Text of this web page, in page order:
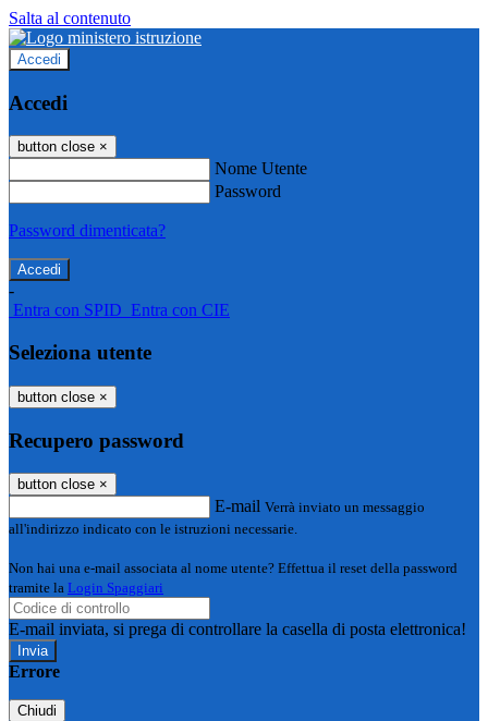
Salta al contenuto
Accedi
Accedi
button close ×
Nome Utente
Password
Password dimenticata?
-
Entra con SPID Entra con CIE
Seleziona utente
button close ×
Recupero password
button close ×
E-mail Verrà inviato un messaggio
all'indirizzo indicato con le istruzioni necessarie.
Non hai una e-mail associata al nome utente? Effettua il reset della password
tramite la Login Spaggiari
E-mail inviata, si prega di controllare la casella di posta elettronica!
Errore
Chiudi